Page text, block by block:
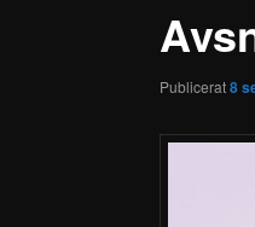
Publicerat8